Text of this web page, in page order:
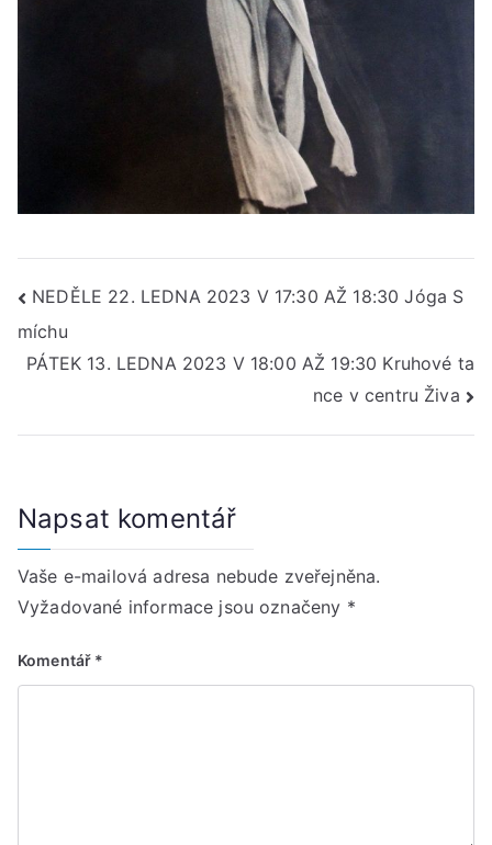
Navigace
pro
NEDĚLE 22. LEDNA 2023 V 17:30 AŽ 18:30 Jóga S
míchu
PÁTEK 13. LEDNA 2023 V 18:00 AŽ 19:30 Kruhové ta
nce v centru Živa
Napsat komentář
Vaše e-mailová adresa nebude zveřejněna.
Vyžadované informace jsou označeny *
Komentář *